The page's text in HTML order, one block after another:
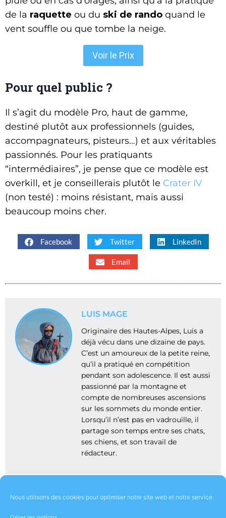
Nous utilisons des cookies pour optimiser notre site web et notre service.
de la raquette ou du ski de rando quand le
vent souffle ou que tombe la neige.
Voir le Prix
Pour quel public ?
Il s’agit du modèle Pro, haut de gamme,
destiné plutôt aux professionnels (guides,
accompagnateurs, pisteurs…) et aux véritables
passionnés. Pour les pratiquants
“intermédiaires”, je pense que ce modèle est
overkill, et je conseillerais plutôt le Crater IV
(non testé) : moins résistant, mais aussi
beaucoup moins cher.
Facebook Twitter LinkedIn
Email
LUIS MAGE
Originaire des Hautes-Alpes, Luis a
déjà vécu dans une dizaine de pays.
C’est un amoureux de la petite reine,
qu’il a pratiqué en compétition
pendant son adolescence. Il est aussi
passionné par la montagne et
compte de nombreuses ascensions
sur les sommets du monde entier.
Lorsqu’il n’est pas en vadrouille, il
partage son temps entre ses chats,
ses chiens, et son travail de
rédacteur.